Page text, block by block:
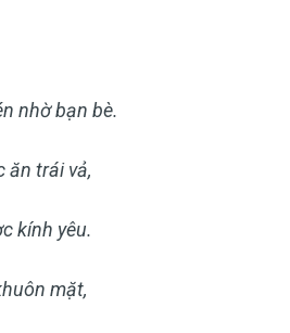
nhờ bạn bè.
ăn trái vả,
kính yêu.
mặt,